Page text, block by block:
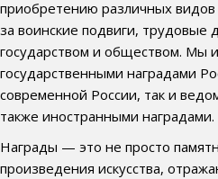
приобретению различных
за воинские подвиги, трудовые
государством и обществом. Мы
государственными наградами
современной России, так и
также иностранными наградами.
Награды — это не просто
произведения искусства,